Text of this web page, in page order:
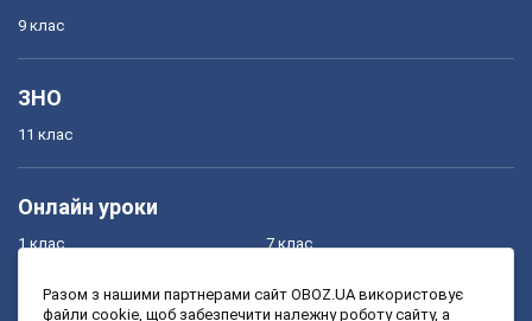
9 клас
ЗНО
11 клас
Онлайн уроки
1 клас
3 клас
7 клас
9 клас
Разом з нашими партнерами сайт OBOZ.UA використовує
файли cookie, щоб забезпечити належну роботу сайту, а